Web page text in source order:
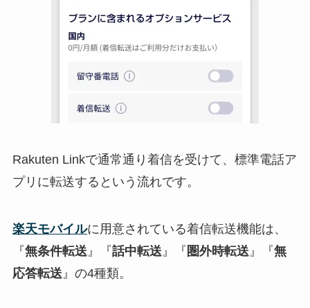
Rakuten Linkで通常通り着信を受けて、標準電話ア
プリに転送するという流れです。
楽天モバイルに用意されている着信転送機能は、
『無条件転送 』『話中転送 』『 圏外時転送 』『無
応答転送 』の4種類。